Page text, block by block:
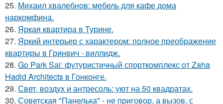
25. Михаил хвалебнов: мебель для кафе дома
наркомфина.
26. Яркая квартира в Турине.
27. Яркий интерьер с характером: полное преображение
квартиры в Гринвич - виллидж.
28. Go Park Sai: футуристичный спорткомплекс от Zaha
Hadid Architects в Гонконге.
29. Свет, воздух и антресоль: уют на 50 квадратах.
30. Советская "Панелька" - не приговор, а вызов, с